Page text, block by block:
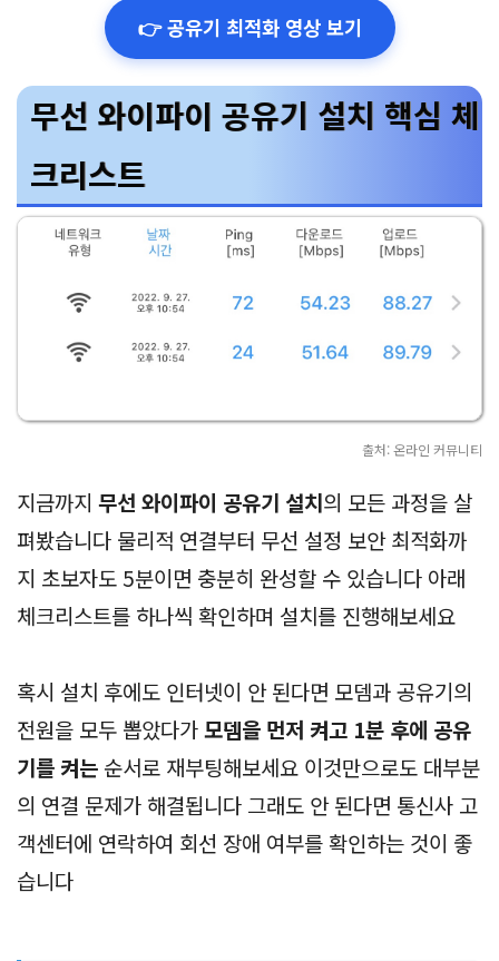
👉 공유기 최적화 영상 보기
무선 와이파이 공유기 설치 핵심 체
크리스트
출처: 온라인 커뮤니티
지금까지 무선 와이파이 공유기 설치의 모든 과정을 살
펴봤습니다 물리적 연결부터 무선 설정 보안 최적화까
지 초보자도 5분이면 충분히 완성할 수 있습니다 아래
체크리스트를 하나씩 확인하며 설치를 진행해보세요
혹시 설치 후에도 인터넷이 안 된다면 모뎀과 공유기의
전원을 모두 뽑았다가모뎀을 먼저 켜고 1분 후에 공유
기를 켜는 순서로 재부팅해보세요 이것만으로도 대부분
의 연결 문제가 해결됩니다 그래도 안 된다면 통신사 고
객센터에 연락하여 회선 장애 여부를 확인하는 것이 좋
습니다